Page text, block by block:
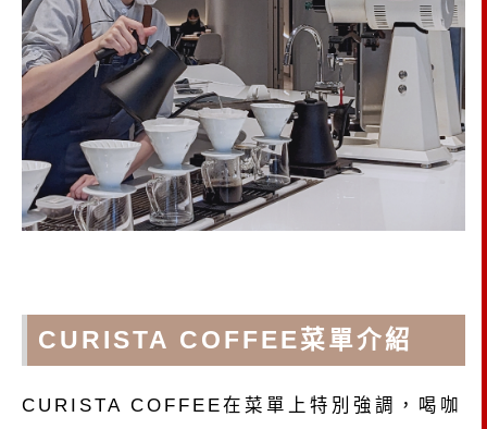
CURISTA COFFEE菜單介紹
CURISTA COFFEE在菜單上特別強調，喝咖